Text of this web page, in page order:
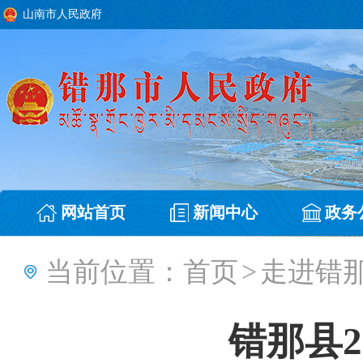
山南市人民政府
网站首页 新闻中心 政务
当前位置： 首页>走进错
错那县